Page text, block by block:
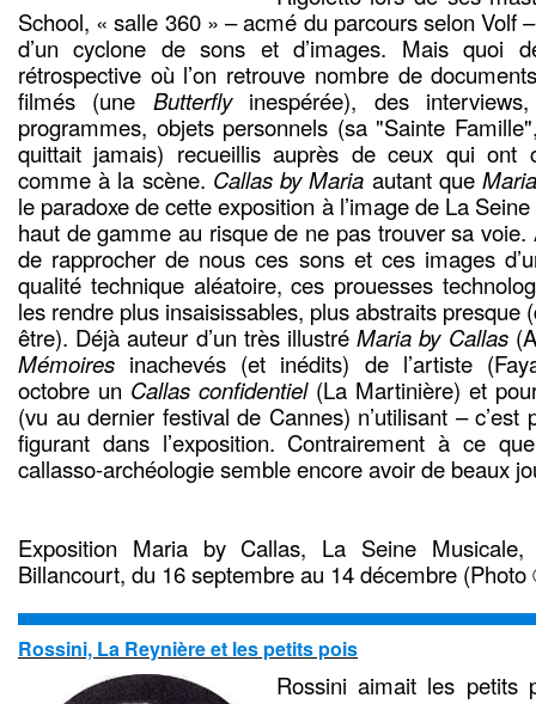
School, « salle 360 » – acmé du parcours selon Volf
d’un cyclone de sons et d’images. Mais quoi
rétrospective où l’on retrouve nombre de
filmés (une Butterflyinespérée), des
programmes, objets personnels (sa "Sainte
quittait jamais) recueillis auprès de ceux qui ont
comme à la scène. Callas by Maria autant que
le paradoxe de cette exposition à l’image de La
haut de gamme au risque de ne pas trouver sa
de rapprocher de nous ces sons et ces images
qualité technique aléatoire, ces prouesses
les rendre plus insaisissables, plus abstraits presque
être). Déjà auteur d’un très illustréMaria by Callas
Mémoires inachevés (et inédits) de l’artiste
octobre un Callas confidentiel(La Martinière) et
(vu au dernier festival de Cannes) n’utilisant –
figurant dans l’exposition. Contrairement à ce
callasso-archéologie semble encore avoir de beaux
Exposition Maria by Callas, La Seine Musicale,
Billancourt, du 16 septembre au 14 décembre
Rossini, La Reynière et les petits pois
Rossini aimait les petits